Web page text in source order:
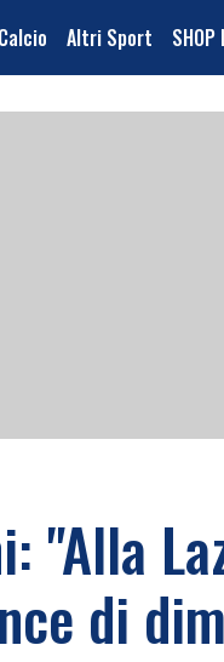
Calcio Altri Sport SHOP
"Alla
di